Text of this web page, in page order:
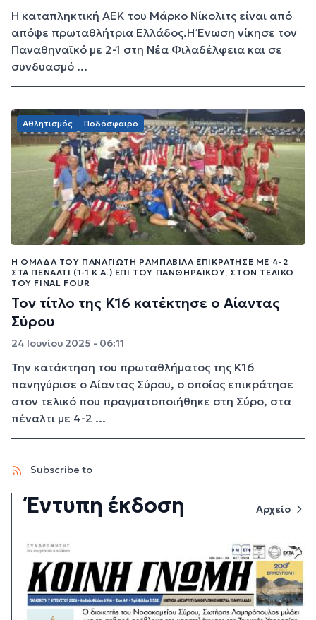
Η καταπληκτική ΑΕΚ του Μάρκο Νίκολιτς είναι από
απόψε πρωταθλήτρια Ελλάδος.Η Ένωση νίκησε τον
Παναθηναϊκό με 2-1 στη Νέα Φιλαδέλφεια και σε
συνδυασμό ...
Αθλητισμός Ποδόσφαιρο
Η ΟΜΆΔΑ ΤΟΥ ΠΑΝΑΓΙΏΤΗ ΡΑΜΠΑΒΊΛΑ ΕΠΙΚΡΆΤΗΣΕ ΜΕ 4-2
ΣΤΑ ΠΈΝΑΛΤΙ (1-1 Κ.Α.) ΕΠΊ ΤΟΥ ΠΑΝΘΗΡΑΪΚΟΎ, ΣΤΟΝ ΤΕΛΙΚΌ
ΤΟΥ FINAL FOUR
Τον τίτλο της Κ16 κατέκτησε ο Αίαντας
Σύρου
24 Ιουνίου 2025 - 06:11
Την κατάκτηση του πρωταθλήματος της Κ16
πανηγύρισε ο Αίαντας Σύρου, ο οποίος επικράτησε
στον τελικό που πραγματοποιήθηκε στη Σύρο, στα
πέναλτι με 4-2 ...
Subscribe to
Έντυπη έκδοση Αρχείο